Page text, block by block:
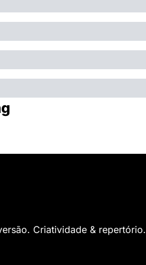
Criatividade & repertório.